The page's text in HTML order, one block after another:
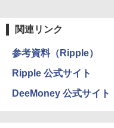
関連リンク
参考資料（Ripple）
Ripple 公式サイト
DeeMoney 公式サイト